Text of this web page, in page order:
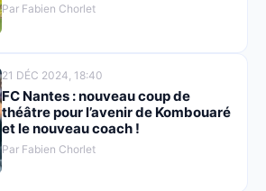
Par Fabien Chorlet
21 DÉC 2024, 18:40
FC Nantes : nouveau coup de
théâtre pour l’avenir de Kombouaré
et le nouveau coach !
Par Fabien Chorlet